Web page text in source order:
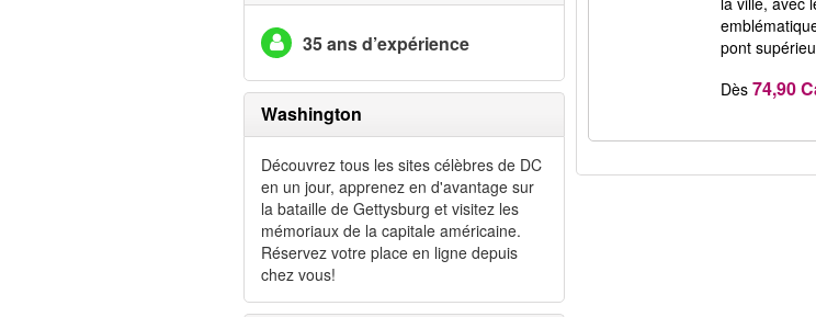
35 ans d’expérience
Washington
Découvrez tous les sites célèbres de DC
en un jour, apprenez en d'avantage sur
la bataille de Gettysburg et visitez les
mémoriaux de la capitale américaine.
Réservez votre place en ligne depuis
chez vous!
pont
Dès 74,90